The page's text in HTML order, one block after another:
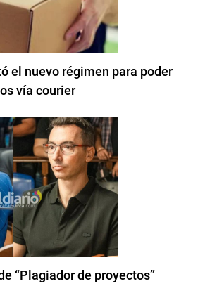
el nuevo régimen para poder
vía courier
“Plagiador de proyectos”